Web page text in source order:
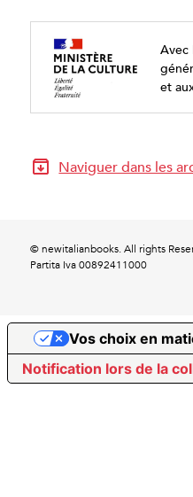
Avec
et
Naviguer dans les
© newitalianbooks. All rights
Partita Iva 00892411000
Notification lors de la
Vos choix en